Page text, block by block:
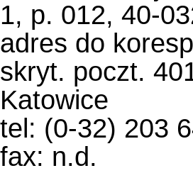
1, p. 012, 40-
adres do
skryt. poczt.
Katowice
tel: (0-32) 203
fax: n.d.